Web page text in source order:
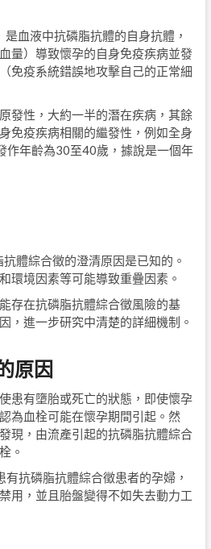
血液中抗磷脂抗體的自身抗體，
量）導致懷孕的自身免疫疾病並發
免疫系統錯誤地攻擊自己的正常細
發性，大約一半的潛在疾病，其餘
免疫疾病相關的繼發性，例如全身
作年齡為30至40歲，據說是一個年
體綜合徵的澄清原因是已知的。
環境因素等可能導致重疊因素。
存在抗磷脂抗體綜合徵風險的基
，進一步研究中清楚的詳細機制。
原因
患有墮胎或死亡的狀態，即使懷孕
為血栓可能在懷孕期間引起。然
現，由流產引起的抗磷脂抗體綜合
。
抗磷脂抗體綜合徵患者的孕婦，
用，並且胎盤變得不如失去動力工